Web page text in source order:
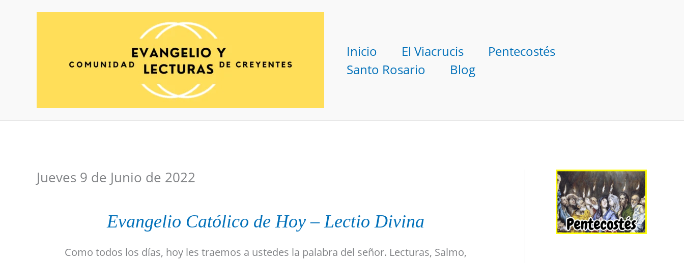
Inicio El Viacrucis
Pentecostés
Santo Rosario
Blog
Jueves 9 de Junio de 2022
Evangelio Católico de Hoy–Lectio Divina
Como todos los días, hoy les traemos a ustedes la palabra del señor. Lecturas, Salmo,